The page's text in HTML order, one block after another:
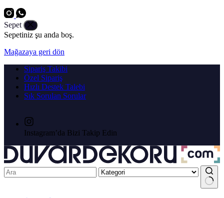
Sepet
Sepetiniz şu anda boş.
Mağazaya geri dön
Sipariş Takibi
Özel Sipariş
Hızlı Destek Talebi
Sık Sorulan Sorular
Instagram’da Bizi Takip Edin